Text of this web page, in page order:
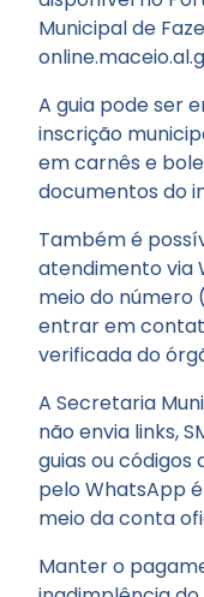
Municipal de
A guia pode ser
inscrição
em carnês e
documentos do
Também é
atendimento via
meio do número
entrar em
verificada do
A Secretaria
não envia links,
guias ou
pelo WhatsApp
meio da conta
Manter o